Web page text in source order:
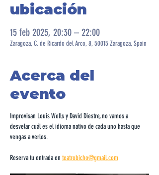
ubicación
15 feb 2025, 20:30 – 22:00
Zaragoza, C. de Ricardo del Arco, 8, 50015 Zaragoza, Spain
Acerca del
evento
Improvisan Louis Wells y David Diestre, no vamos a
desvelar cuál es el idioma nativo de cada uno hasta que
vengas a verlos.
Reserva tu entrada en teatrobicho@gmail.com